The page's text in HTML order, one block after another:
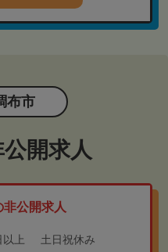
布市
開求人
公開求人
上 土日祝休み